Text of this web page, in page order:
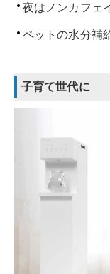
夜はノンカフェ
ペットの水分補
子育て世代に